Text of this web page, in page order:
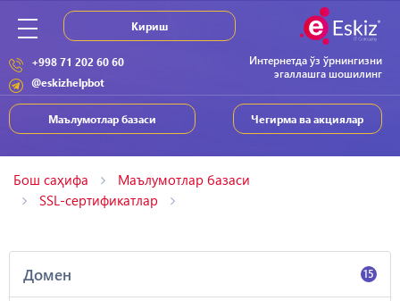
Интернетда ўз ўрнингизни
эгаллашга шошилинг
+998 71 202 60 60
@eskizhelpbot
Чегирма ва акциялар
Маълумотлар базаси
Кириш
Бош саҳифа
Маълумотлар базаси
SSL-сертификатлар
Домен 15